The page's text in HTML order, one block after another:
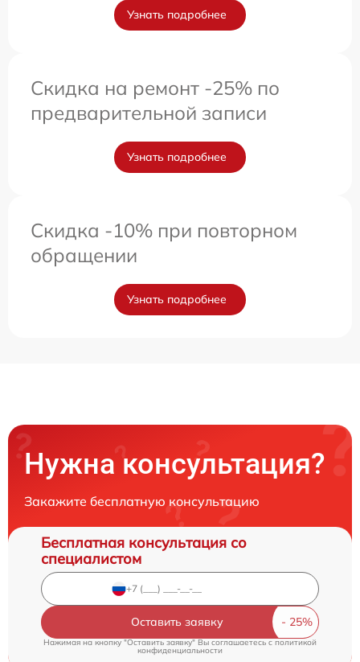
Узнать подробнее
Скидка на ремонт -25% по
предварительной записи
Узнать подробнее
Скидка -10% при повторном
обращении
Узнать подробнее
Нужна консультация?
Закажите бесплатную консультацию
Бесплатная консультация со
специалистом
Оставить заявку
Нажимая на кнопку "Оставить заявку" Вы соглашаетесь cполитикой
конфиденциальности